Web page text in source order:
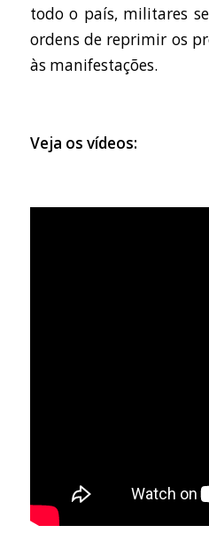
todo o país, militares
ordens de reprimir os
às manifestações.
Veja os vídeos: